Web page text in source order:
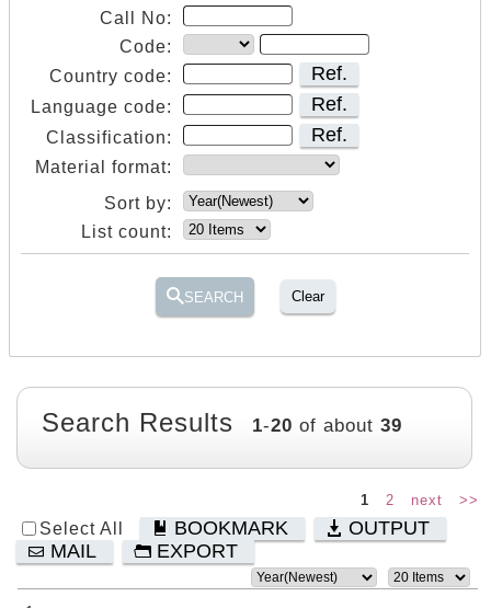
Call No:
Code:
Country code:
Ref.
Language code: Ref.
Classification: Ref.
Material format:
Sort by:
List count:
SEARCH Clear
Search Results 1-20 of about 39
1 2 next >>
Select All BOOKMARK
OUTPUT
MAIL
EXPORT